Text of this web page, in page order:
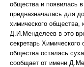
общества и появилась
предназначалась для
химического общества,
Д.И.Менделеев в это
секретарь
общества осталась
сообщает от имени